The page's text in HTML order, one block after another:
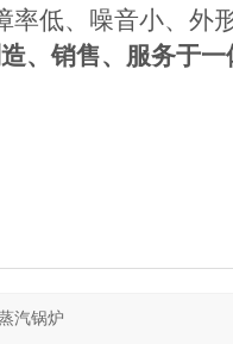
低、噪音小、外
、销售、服务于